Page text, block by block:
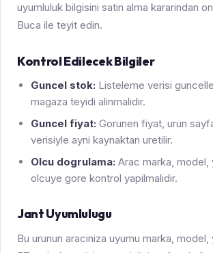
uyumluluk bilgisini satin alma kararindan
Buca ile teyit edin.
Kontrol Edilecek Bilgiler
Guncel stok: Listeleme verisi
magaza teyidi alinmalidir.
Guncel fiyat: Gorunen fiyat, urun
verisiyle ayni kaynaktan uretilir.
Olcu dogrulama: Arac marka,
olcuye gore kontrol yapilmalidir.
Jant Uyumlulugu
Bu urunun araciniza uyumu marka, model,